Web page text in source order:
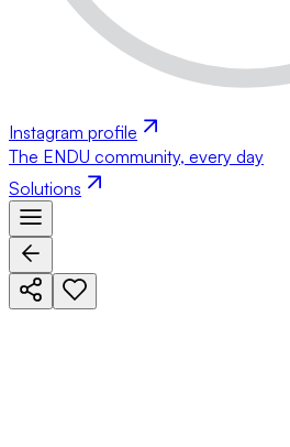
Instagram profile
The ENDU community, every day
Solutions